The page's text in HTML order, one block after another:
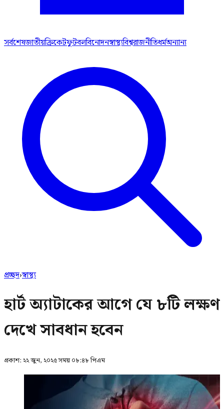
সর্বশেষজাতীয়ক্রিকেটফুটবলবিনোদনস্বাস্থ্যবিশ্বরাজনীতিধর্মঅন্যান্য
প্রচ্ছদ›স্বাস্থ্য
হার্ট অ্যাটাকের আগে যে ৮টি লক্ষণ
দেখে সাবধান হবেন
প্রকাশ: ২২ জুন, ২০২৫ সময় ০৮:৪৮ পিএম